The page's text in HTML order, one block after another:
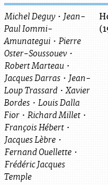
Michel Deguy • Jean-
Paul Iommi-
Amunategui • Pierre
Oster-Soussouev •
Robert Marteau •
Jacques Darras • Jean-
Loup Trassard • Xavier
Bordes • Louis Dalla
Fior • Richard Millet •
François Hébert •
Jacques Lèbre •
Fernand Ouellette •
Frédéric Jacques
Temple